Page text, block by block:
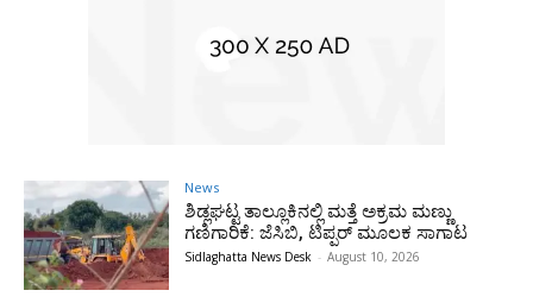
News
ಶಿಡ್ಲಘಟ್ಟ ತಾಲ್ಲೂಕಿನಲ್ಲಿ ಮತ್ತೆ ಅಕ್ರಮ ಮಣ್ಣು
ಗಣಿಗಾರಿಕೆ: ಜೆಸಿಬಿ, ಟಿಪ್ಪರ್ ಮೂಲಕ ಸಾಗಾಟ
Sidlaghatta News Desk - August 10, 2026